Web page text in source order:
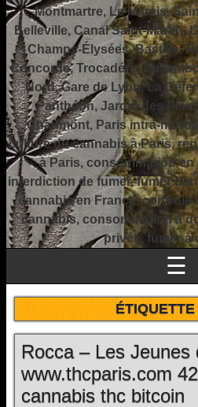
Montmartre, Le Marais,
Belleville, Canal Saint-Martin,
Champs-Élysées, Bastille,
Concorde, Trocadéro,
Nord, Gare de Lyon, La
Panthéon, Jardin des
Chaumont, Paris intra-
culture du cannabis à Paris,
à Paris, consommation
interdiction de fumer, fumer
cannabis en France, contrôle
cannabis, consommation à
privée, fumer à
☰
Rocca – Les Jeunes
www.thcparis.com
cannabis thc bitcoin